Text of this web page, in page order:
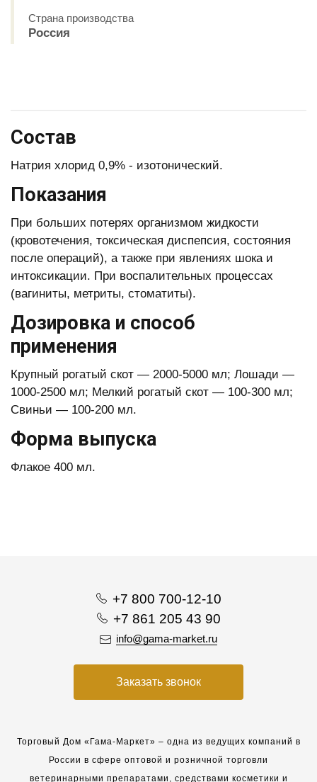
Страна производства
Россия
Состав
Натрия хлорид 0,9% - изотонический.
Показания
При больших потерях организмом жидкости
(кровотечения, токсическая диспепсия, состояния
после операций), а также при явлениях шока и
интоксикации. При воспалительных процессах
(вагиниты, метриты, стоматиты).
Дозировка и способ
применения
Крупный рогатый скот — 2000-5000 мл; Лошади —
1000-2500 мл; Мелкий рогатый скот — 100-300 мл;
Свиньи — 100-200 мл.
Форма выпуска
Флакое 400 мл.
+7 800 700-12-10
+7 861 205 43 90
info@gama-market.ru
Заказать звонок
Торговый Дом «Гама-Маркет» – одна из ведущих компаний в
России в сфере оптовой и розничной торговли
ветеринарными препаратами, средствами косметики и